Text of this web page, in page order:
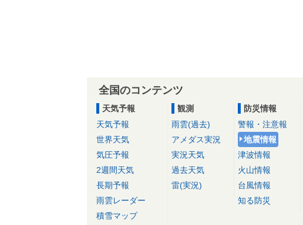
全国のコンテンツ
天気予報
天気予報
世界天気
気圧予報
2週間天気
長期予報
雨雲レーダー
積雪マップ
観測
雨雲(過去)
アメダス実況
実況天気
過去天気
雷(実況)
防災情報
警報・注意報
地震情報
津波情報
火山情報
台風情報
知る防災